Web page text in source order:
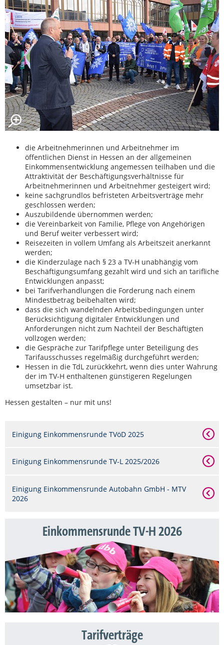
die Arbeitnehmerinnen und Arbeitnehmer im
öffentlichen Dienst in Hessen an der allgemeinen
Einkommensentwicklung angemessen teilhaben und die
Attraktivität der Beschäftigungsverhältnisse für
Arbeitnehmerinnen und Arbeitnehmer gesteigert wird;
keine sachgrundlos befristeten Arbeitsverträge mehr
geschlossen werden;
Auszubildende übernommen werden;
die Vereinbarkeit von Familie, Pflege von Angehörigen
und Beruf weiter verbessert wird;
Reisezeiten in vollem Umfang als Arbeitszeit anerkannt
werden;
die Kinderzulage nach § 23 a TV-H unabhängig vom
Beschäftigungsumfang gezahlt wird und sich an tarifliche
Entwicklungen anpasst;
bei Tarifverhandlungen die Forderung nach einem
Mindestbetrag beibehalten wird;
dass die sich wandelnden Arbeitsbedingungen unter
Berücksichtigung digitaler Entwicklungen und
Anforderungen nicht zum Nachteil der Beschäftigten
vollzogen werden;
die Gespräche zur Tarifpflege unter Beteiligung des
Tarifausschusses regelmäßig durchgeführt werden;
Hessen in die TdL zurückkehrt, wenn dies unter Wahrung
der im TV-H enthaltenen günstigeren Regelungen
umsetzbar ist.
Hessen gestalten – nur mit uns!
Einigung Einkommensrunde TVöD 2025
Einigung Einkommensrunde TV-L 2025/2026
Einigung Einkommensrunde Autobahn GmbH - MTV
2026
Einkommensrunde TV-H 2026
Tarifverträge